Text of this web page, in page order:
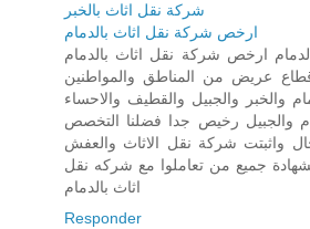
شركة نقل اثاث بالخبر
ارخص شركة نقل اثاث بالدمام
ارخص شركة نقل اثاث بالدمام
عريض من المناطق والمواطنين
والخبر والجبيل والقطيف والاحساء
والجبيل رخيص جدا فضلنا التخصص
واثبتت شركة نقل الاثاث والعفش
جميع من تعاملوا مع شركه نقل
اثاث بالدمام
Responder